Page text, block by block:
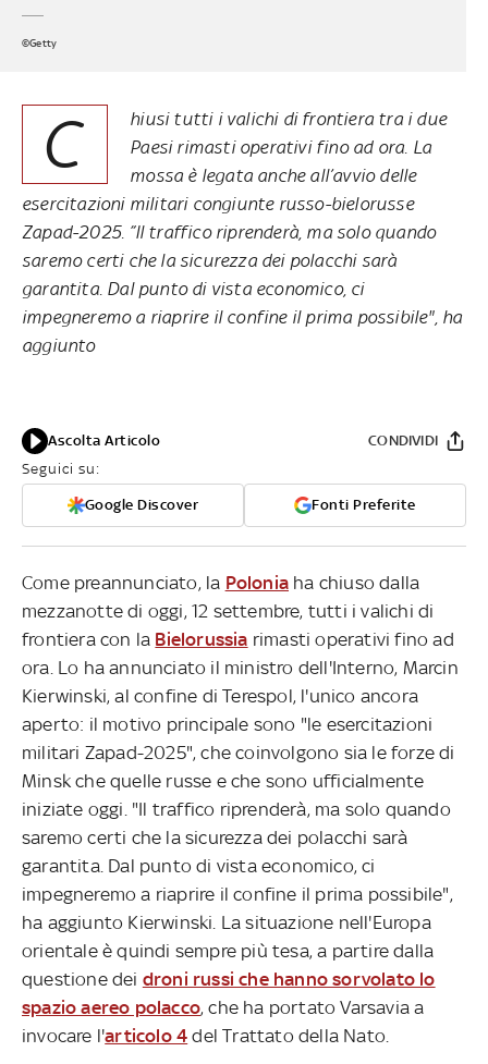
©Getty
C
hiusi tutti i valichi di frontiera tra i due
Paesi rimasti operativi fino ad ora. La
mossa è legata anche all’avvio delle
esercitazioni militari congiunte russo-bielorusse
Zapad-2025. ”Il traffico riprenderà, ma solo quando
saremo certi che la sicurezza dei polacchi sarà
garantita. Dal punto di vista economico, ci
impegneremo a riaprire il confine il prima possibile", ha
aggiunto
Ascolta Articolo
Seguici su:
Google Discover Fonti Preferite
CONDIVIDI
Come preannunciato, la Polonia ha chiuso dalla
mezzanotte di oggi, 12 settembre, tutti i valichi di
frontiera con la Bielorussia rimasti operativi fino ad
ora. Lo ha annunciato il ministro dell'Interno, Marcin
Kierwinski, al confine di Terespol, l'unico ancora
aperto: il motivo principale sono "le esercitazioni
militari Zapad-2025", che coinvolgono sia le forze di
Minsk che quelle russe e che sono ufficialmente
iniziate oggi. "Il traffico riprenderà, ma solo quando
saremo certi che la sicurezza dei polacchi sarà
garantita. Dal punto di vista economico, ci
impegneremo a riaprire il confine il prima possibile",
ha aggiunto Kierwinski. La situazione nell'Europa
orientale è quindi sempre più tesa, a partire dalla
questione dei droni russi che hanno sorvolato lo
spazio aereo polacco, che ha portato Varsavia a
invocare l'articolo 4 del Trattato della Nato.